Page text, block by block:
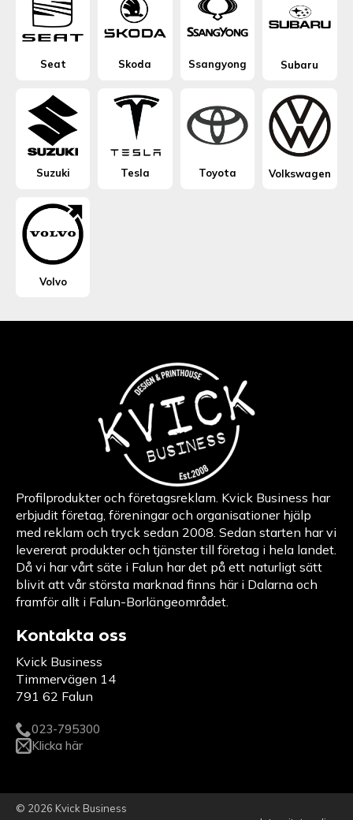
Seat Skoda Ssangyong Subaru
Suzuki Tesla Toyota Volkswagen
Volvo
Profilprodukter och företagsreklam. Kvick Business har
erbjudit företag, föreningar och organisationer hjälp
med reklam och tryck sedan 2008. Sedan starten har vi
levererat produkter och tjänster till företag i hela landet.
Då vi har vårt säte i Falun har det på ett naturligt sätt
blivit att vår största marknad finns här i Dalarna och
framför allt i Falun-Borlängeområdet.
Kontakta oss
Kvick Business
Timmervägen 14
791 62 Falun
023-795300
Klicka här
© 2026 Kvick Business